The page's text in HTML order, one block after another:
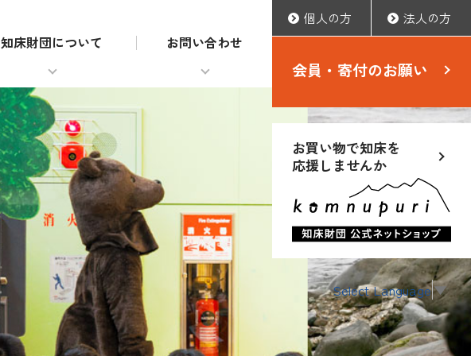
知床財団について お問い合わせ
Select Language▼
個人の方 法人の方
会員・寄付のお願い
お買い物で知床を
応援しませんか